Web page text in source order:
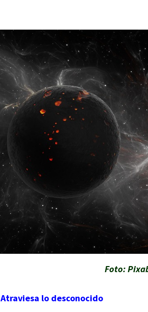
Foto:
Atraviesa lo desconocido